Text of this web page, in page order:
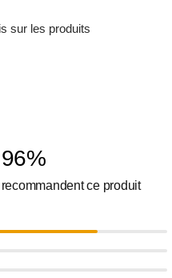
sur les produits
96%
recommandent ce produit